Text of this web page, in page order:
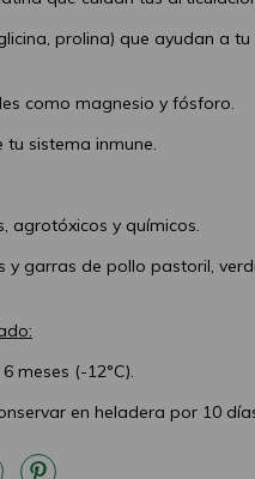
prolina) que ayudan a
como magnesio y fósforo.
sistema inmune.
agrotóxicos y químicos.
y garras de pollo pastoril,
meses (-12°C).
en heladera por 10